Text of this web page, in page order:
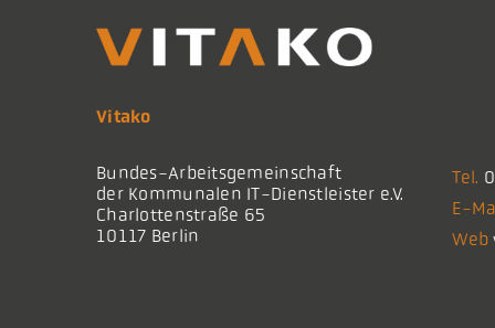
Vitako
Bundes-Arbeitsgemeinschaft
der Kommunalen IT-Dienstleister e.V.
Charlottenstraße 65
10117 Berlin
Tel.
E-
Web